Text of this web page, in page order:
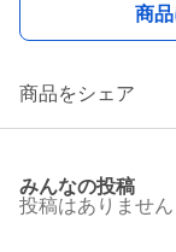
商
商品をシェア
みんなの投稿
投稿はありません